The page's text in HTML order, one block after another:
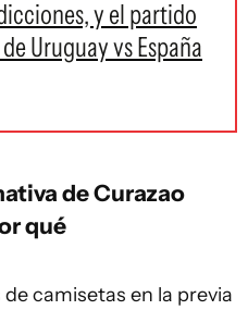
y el partido
Uruguay vs España
de Curazao
qué
camisetas en la previa